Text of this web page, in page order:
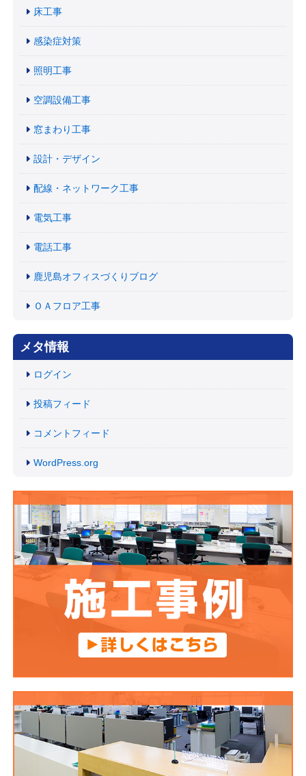
床工事
感染症対策
照明工事
空調設備工事
窓まわり工事
設計・デザイン
配線・ネットワーク工事
電気工事
電話工事
鹿児島オフィスづくりブログ
ＯＡフロア工事
メタ情報
ログイン
投稿フィード
コメントフィード
WordPress.org